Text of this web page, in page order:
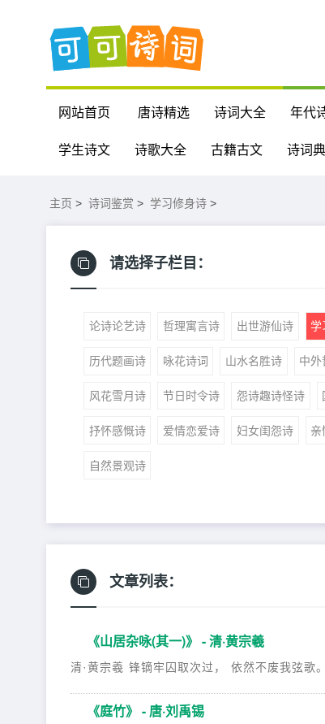
网站首页 唐诗精选 诗词大全 年代
学生诗文 诗歌大全 古籍古文 诗词
主页 > 诗词鉴赏 > 学习修身诗 >
请选择子栏目：
论诗论艺诗 哲理寓言诗 出世游仙诗 学
历代题画诗 咏花诗词 山水名胜诗 中外
风花雪月诗 节日时令诗 怨诗趣诗怪诗
抒怀感慨诗 爱情恋爱诗 妇女闺怨诗 亲
自然景观诗
文章列表：
《山居杂咏(其一)》 - 清·黄宗羲
清·黄宗羲 锋镝牢囚取次过， 依然不废我弦歌
《庭竹》 - 唐·刘禹锡